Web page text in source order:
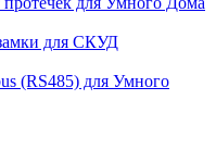
для СКУД
(RS485) для Умного